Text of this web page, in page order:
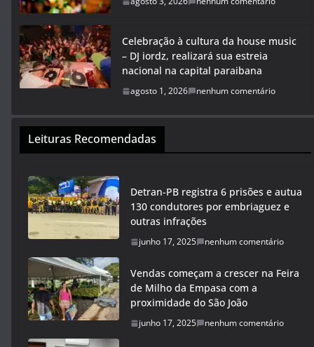
Celebração à cultura da house music
– DJ iordz, realizará sua estreia
nacional na capital paraibana
agosto 1, 2026 nenhum comentário
Leituras Recomendadas
Detran-PB registra 6 prisões e autua
130 condutores por embriaguez e
outras infrações
junho 17, 2025 nenhum comentário
Vendas começam a crescer na Feira
de Milho da Empasa com a
proximidade do São João
junho 17, 2025 nenhum comentário